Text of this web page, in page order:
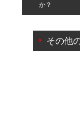
一部の商品・サ
出来ないものもご
か？
ご来店予約日
の日時変更に
その他